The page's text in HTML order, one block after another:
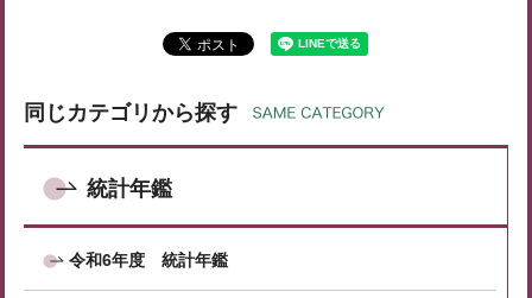
同じカテゴリから探す
統計年鑑
令和6年度 統計年鑑